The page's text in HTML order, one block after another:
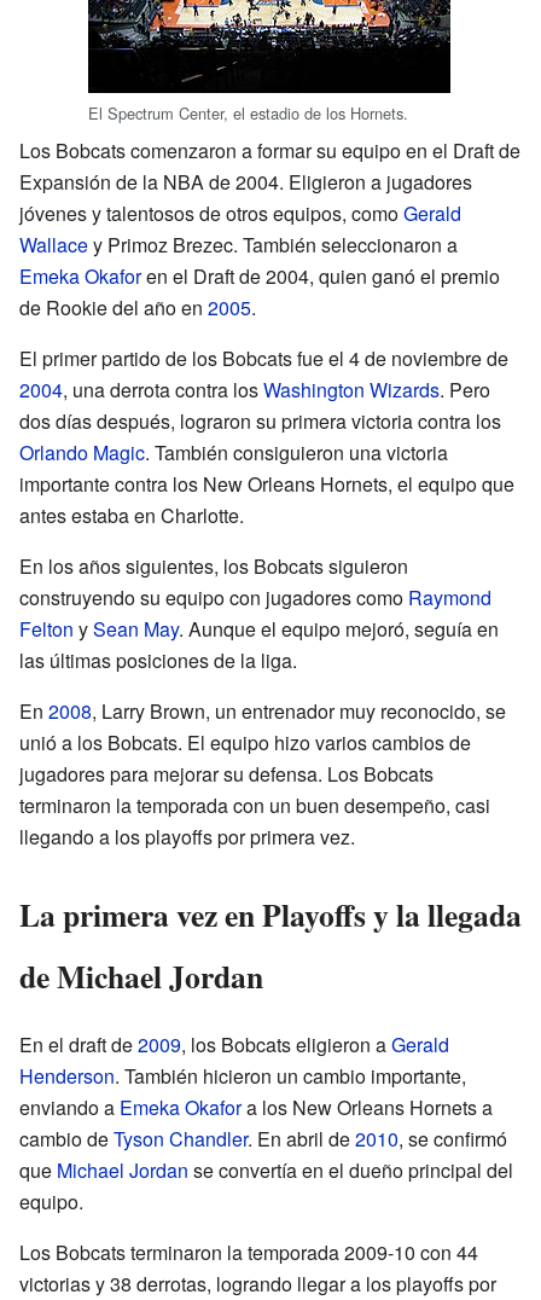
El Spectrum Center, el estadio de los Hornets.
Los Bobcats comenzaron a formar su equipo en el Draft de
Expansión de la NBA de 2004. Eligieron a jugadores
jóvenes y talentosos de otros equipos, comoGerald
Wallacey Primoz Brezec. También seleccionaron a
Emeka Okaforen el Draft de 2004, quien ganó el premio
de Rookie del año en 2005.
El primer partido de los Bobcats fue el 4 de noviembre de
2004, una derrota contra losWashington Wizards. Pero
dos días después, lograron su primera victoria contra los
Orlando Magic. También consiguieron una victoria
importante contra los New Orleans Hornets, el equipo que
antes estaba en Charlotte.
En los años siguientes, los Bobcats siguieron
construyendo su equipo con jugadores como Raymond
Felton ySean May. Aunque el equipo mejoró, seguía en
las últimas posiciones de la liga.
En 2008, Larry Brown, un entrenador muy reconocido, se
unió a los Bobcats. El equipo hizo varios cambios de
jugadores para mejorar su defensa. Los Bobcats
terminaron la temporada con un buen desempeño, casi
llegando a los playoffs por primera vez.
La primera vez en Playoffs y la llegada
de Michael Jordan
En el draft de2009, los Bobcats eligieron aGerald
Henderson. También hicieron un cambio importante,
enviando a Emeka Okafora los New Orleans Hornets a
cambio deTyson Chandler. En abril de2010, se confirmó
que Michael Jordan se convertía en el dueño principal del
equipo.
Los Bobcats terminaron la temporada 2009-10 con 44
victorias y 38 derrotas, logrando llegar a los playoffs por